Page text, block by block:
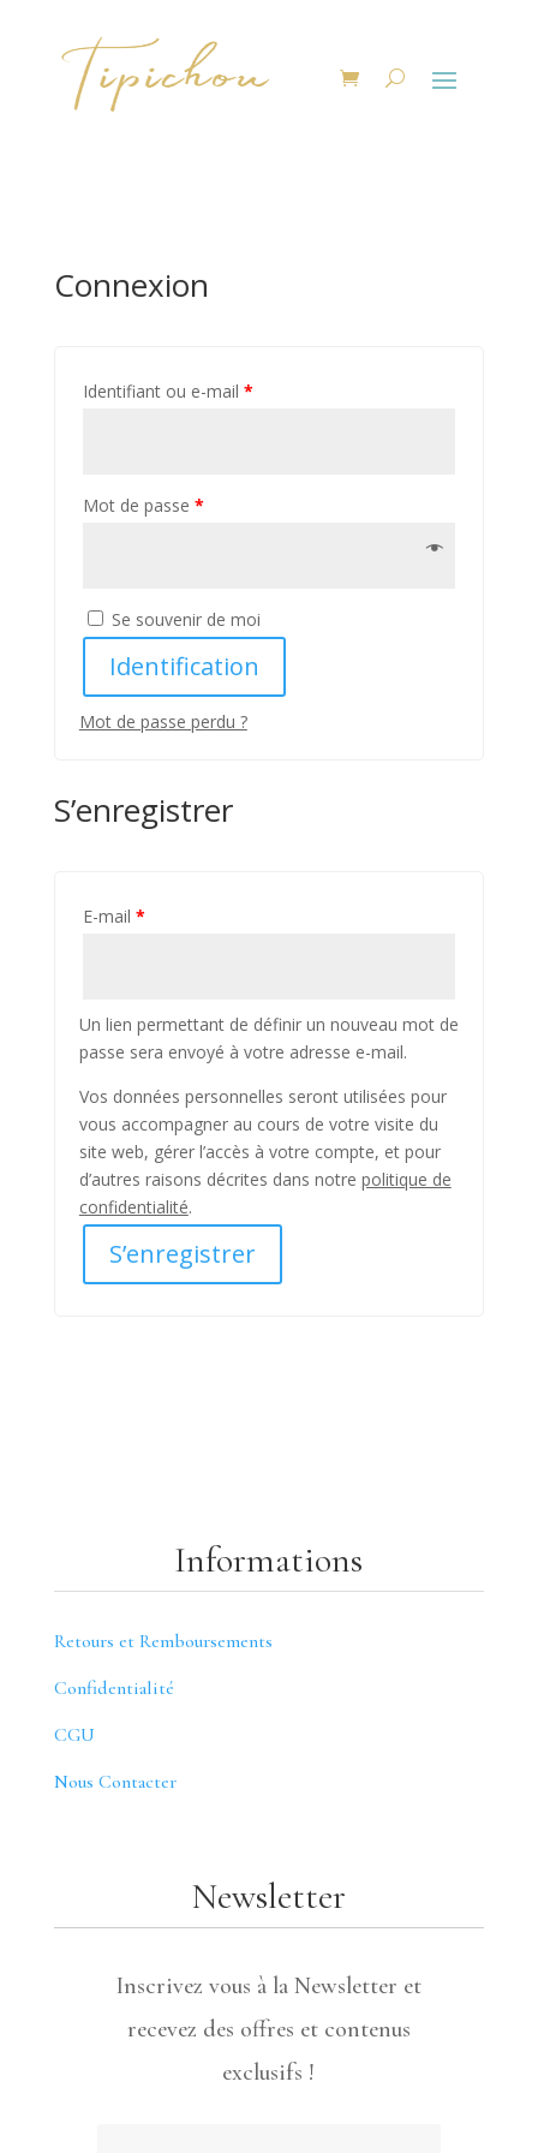
Connexion
Identifiant ou e-mail *
Mot de passe *
Se souvenir de moi
Identification
Mot de passe perdu ?
S’enregistrer
E-mail *
Un lien permettant de définir un nouveau mot de
passe sera envoyé à votre adresse e-mail.
Vos données personnelles seront utilisées pour
vous accompagner au cours de votre visite du
site web, gérer l’accès à votre compte, et pour
d’autres raisons décrites dans notre politique de
confidentialité.
S’enregistrer
Informations
Retours et Remboursements
Confidentialité
CGU
Nous Contacter
Newsletter
Inscrivez vous à la Newsletter et
recevez des offres et contenus
exclusifs !